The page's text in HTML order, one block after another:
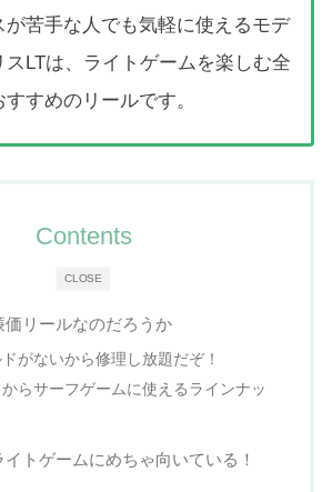
が苦手な人でも気軽に使えるモデ
スLTは、ライトゲームを楽しむ全
すめのリールです。
CLOSE
Contents
価リールなのだろうか
がないから修理し放題だぞ！
らサーフゲームに使えるラインナッ
イトゲームにめちゃ向いている！